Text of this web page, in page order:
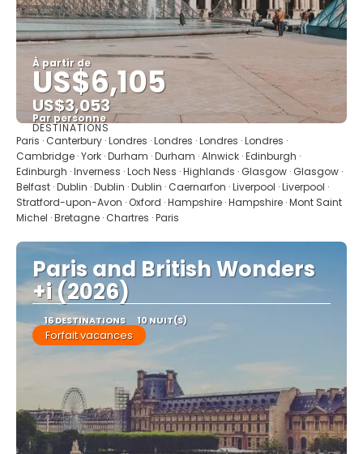
À partir de
US$6,105
US$3,053
Par personne
Afficher
DESTINATIONS
Paris · Canterbury · Londres · Londres · Londres · Londres ·
Cambridge · York · Durham · Durham · Alnwick · Edinburgh ·
Edinburgh · Inverness · Loch Ness · Highlands · Glasgow · Glasgow ·
Belfast · Dublin · Dublin · Dublin · Caernarfon · Liverpool · Liverpool ·
Stratford-upon-Avon · Oxford · Hampshire · Hampshire · Mont Saint
Michel · Bretagne · Chartres · Paris
Paris and British Wonders
+i (2026)
16 DESTINATIONS 10 NUIT(S)
Forfait vacances